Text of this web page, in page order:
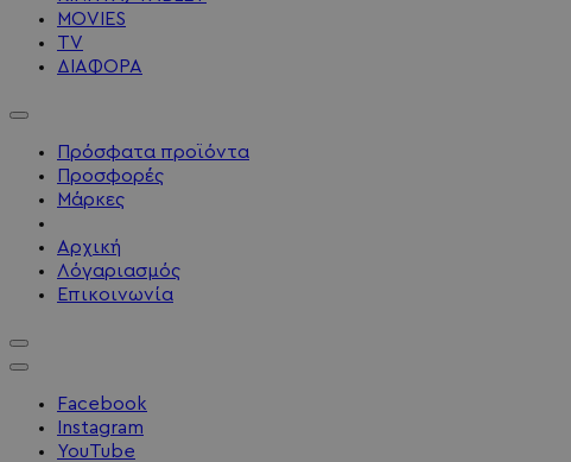
MOVIES
TV
ΔΙΑΦΟΡΑ
Πρόσφατα προϊόντα
Προσφορές
Μάρκες
Αρχική
Λόγαριασμός
Επικοινωνία
Facebook
Instagram
YouTube